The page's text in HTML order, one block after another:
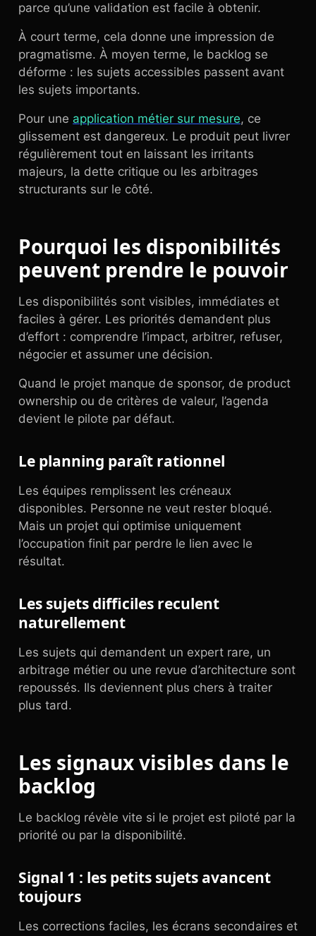
parce qu’une validation est facile à obtenir.
À court terme, cela donne une impression de
pragmatisme. À moyen terme, le backlog se
déforme : les sujets accessibles passent avant
les sujets importants.
Pour une application métier sur mesure, ce
glissement est dangereux. Le produit peut livrer
régulièrement tout en laissant les irritants
majeurs, la dette critique ou les arbitrages
structurants sur le côté.
Pourquoi les disponibilités
peuvent prendre le pouvoir
Les disponibilités sont visibles, immédiates et
faciles à gérer. Les priorités demandent plus
d’effort : comprendre l’impact, arbitrer, refuser,
négocier et assumer une décision.
Quand le projet manque de sponsor, de product
ownership ou de critères de valeur, l’agenda
devient le pilote par défaut.
Le planning paraît rationnel
Les équipes remplissent les créneaux
disponibles. Personne ne veut rester bloqué.
Mais un projet qui optimise uniquement
l’occupation finit par perdre le lien avec le
résultat.
Les sujets difficiles reculent
naturellement
Les sujets qui demandent un expert rare, un
arbitrage métier ou une revue d’architecture sont
repoussés. Ils deviennent plus chers à traiter
plus tard.
Les signaux visibles dans le
backlog
Le backlog révèle vite si le projet est piloté par la
priorité ou par la disponibilité.
Signal 1 : les petits sujets avancent
toujours
Les corrections faciles, les écrans secondaires et